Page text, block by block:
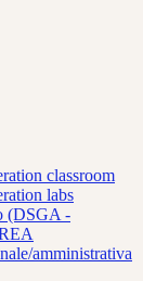
classroom
labs
(DSGA -
amministrativa